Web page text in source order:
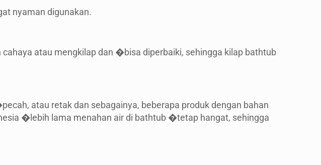
nyaman digunakan.
atau mengkilap dan �bisa diperbaiki, sehingga kilap bathtub
atau retak dan sebagainya, beberapa produk dengan bahan
�lebih lama menahan air di bathtub �tetap hangat, sehingga